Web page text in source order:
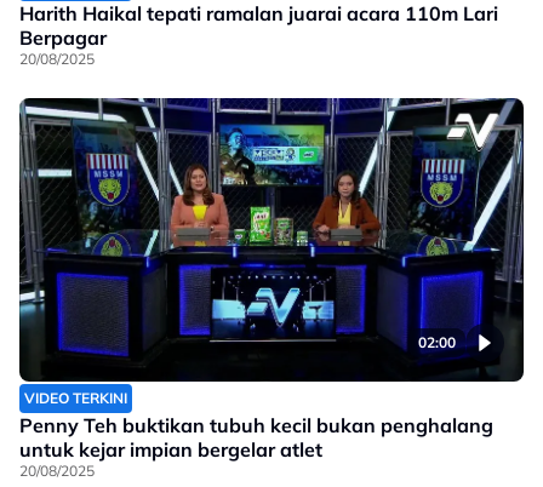
Harith Haikal tepati ramalan juarai acara 110m Lari
Berpagar
20/08/2025
02:00
VIDEO TERKINI
Penny Teh buktikan tubuh kecil bukan penghalang
untuk kejar impian bergelar atlet
20/08/2025